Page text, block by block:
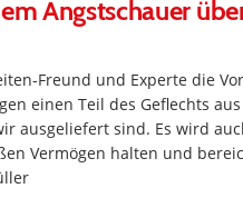
Angstschauer
Freund und Experte die
einen Teil des Geflechts
ausgeliefert sind. Es wird
Vermögen halten und